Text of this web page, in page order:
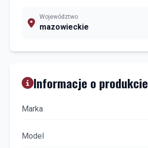
Województwo
mazowieckie
Informacje o produkcie
Marka
Model